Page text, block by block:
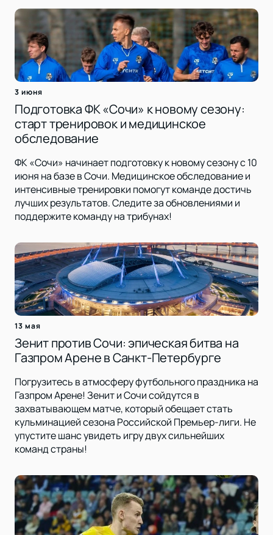
3 июня
Подготовка ФК «Сочи» к новому сезону:
старт тренировок и медицинское
обследование
ФК «Сочи» начинает подготовку к новому сезону с 10
июня на базе в Сочи. Медицинское обследование и
интенсивные тренировки помогут команде достичь
лучших результатов. Следите за обновлениями и
поддержите команду на трибунах!
13 мая
Зенит против Сочи: эпическая битва на
Газпром Арене в Санкт-Петербурге
Погрузитесь в атмосферу футбольного праздника на
Газпром Арене! Зенит и Сочи сойдутся в
захватывающем матче, который обещает стать
кульминацией сезона Российской Премьер-лиги. Не
упустите шанс увидеть игру двух сильнейших
команд страны!